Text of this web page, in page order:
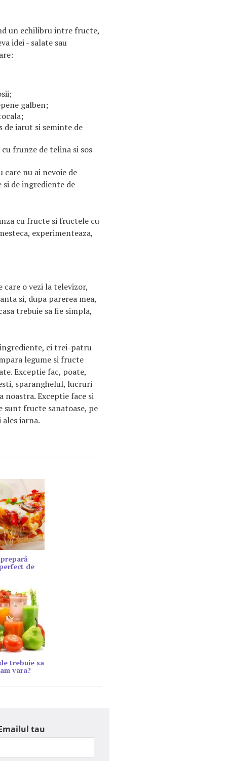
un echilibru intre fructe,
idei - salate sau
galben;
de iarut si seminte de
frunze de telina si sos
nu ai nevoie de
de ingrediente de
cu fructe si fructele cu
experimenteaza,
care o vezi la televizor,
si, dupa parerea mea,
trebuie sa fie simpla,
ci trei-patru
legume si fructe
Exceptie fac, poate,
sparanghelul, lucruri
Exceptie face si
sunt fructe sanatoase, pe
iarna.
de
trebuie sa
vara?
tau